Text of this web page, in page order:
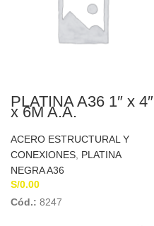
PLATINA A36 1″ x 4″
x 6M A.A.
ACERO ESTRUCTURAL Y
CONEXIONES PLATINA
NEGRA A36
S/0.00
Cód.: 8247